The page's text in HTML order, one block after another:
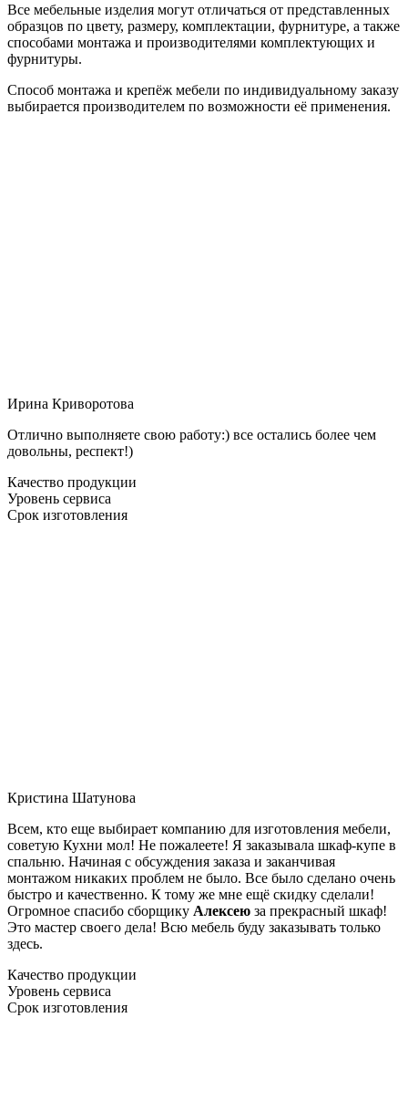
Все мебельные изделия могут отличаться от представленных
образцов по цвету, размеру, комплектации, фурнитуре, а также
способами монтажа и производителями комплектующих и
фурнитуры.
Способ монтажа и крепёж мебели по индивидуальному заказу
выбирается производителем по возможности её применения.
Ирина Криворотова
Отлично выполняете свою работу:) все остались более чем
довольны, респект!)
Качество продукции
Уровень сервиса
Срок изготовления
Кристина Шатунова
Всем, кто еще выбирает компанию для изготовления мебели,
советую Кухни мол! Не пожалеете! Я заказывала шкаф-купе в
спальню. Начиная с обсуждения заказа и заканчивая
монтажом никаких проблем не было. Все было сделано очень
быстро и качественно. К тому же мне ещё скидку сделали!
Огромное спасибо сборщику Алексею за прекрасный шкаф!
Это мастер своего дела! Всю мебель буду заказывать только
здесь.
Качество продукции
Уровень сервиса
Срок изготовления